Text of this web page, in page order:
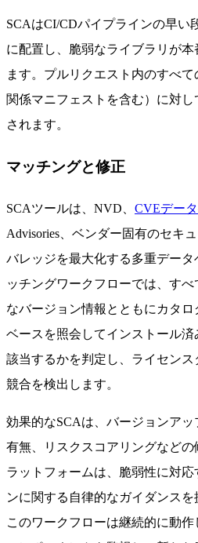
SCAはCI/CDパイプラインの早い
に配置し、脆弱なライブラリが
ます。プルリクエスト内のすべ
関係マニフェストを含む）に対
されます。
マッチングと修正
SCAツールは、NVD、 CVEデー
Advisories、ベンダー固有のセキ
バレッジを最大化する多重デー
ッチングワークフローでは、す
なバージョン情報とともにカタ
ベースを照会してインストール
該当するかを判定し、ライセン
競合を検出します。
効果的なSCAは、バージョンア
有無、リスクスコアリングなど
ラットフォームは、脆弱性に対
ンに関する自律的なガイダンスを
このワークフローは継続的に動